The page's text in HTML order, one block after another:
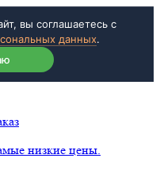
вы соглашаетесь с
данных.
низкие цены.